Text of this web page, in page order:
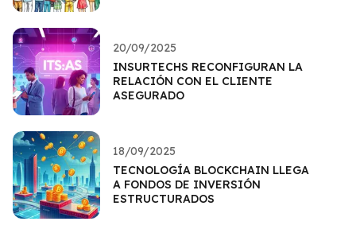
20/09/2025
INSURTECHS RECONFIGURAN LA
RELACIÓN CON EL CLIENTE
ASEGURADO
18/09/2025
TECNOLOGÍA BLOCKCHAIN LLEGA
A FONDOS DE INVERSIÓN
ESTRUCTURADOS